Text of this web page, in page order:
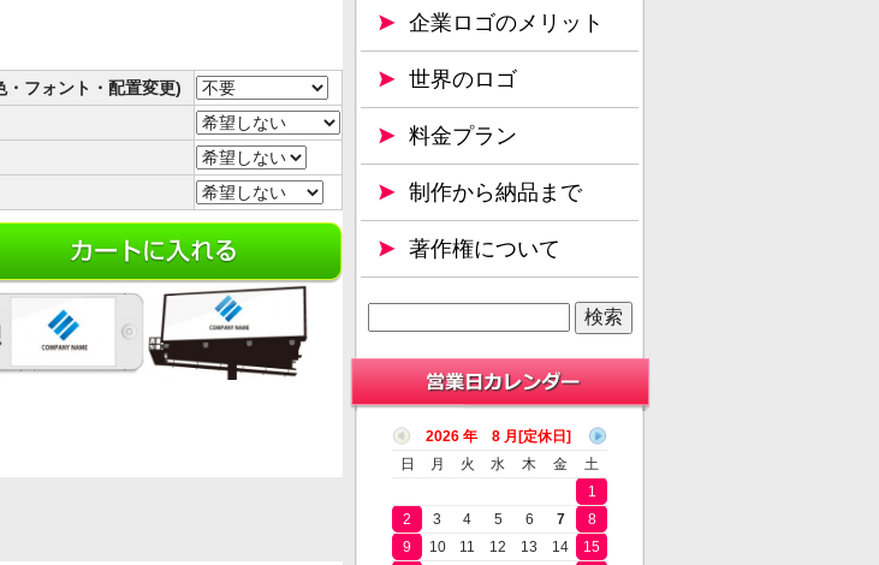
・フォント・配置変更)
企業ロゴのメリット
世界のロゴ
料金プラン
制作から納品まで
著作権について
2026 年 8 月
日
月 火 水 木 金
土
1
2
3 4 5 6 7
8
9
10 11 12 13 14
15